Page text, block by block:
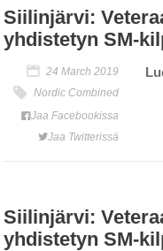
Siilinjärvi:
yhdistetyn SM-
24 March 2019
Nordic Combined
Jaa Facebookissa
Jaa Twitterissä
Siilinjärvi:
yhdistetyn SM-